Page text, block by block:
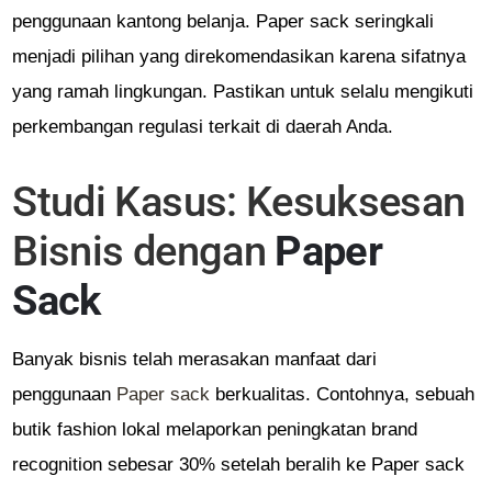
penggunaan kantong belanja. Paper sack seringkali
menjadi pilihan yang direkomendasikan karena sifatnya
yang ramah lingkungan. Pastikan untuk selalu mengikuti
perkembangan regulasi terkait di daerah Anda.
Studi Kasus: Kesuksesan
Bisnis dengan Paper
Sack
Banyak bisnis telah merasakan manfaat dari
penggunaan Paper sack berkualitas. Contohnya, sebuah
butik fashion lokal melaporkan peningkatan brand
recognition sebesar 30% setelah beralih ke Paper sack